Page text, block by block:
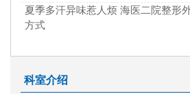
作
夏季多汗异味惹人烦 海医二院整形
方式
科室介绍